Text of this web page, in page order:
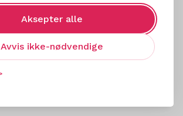
Aksepter alle
Avvis ikke-nødvendige